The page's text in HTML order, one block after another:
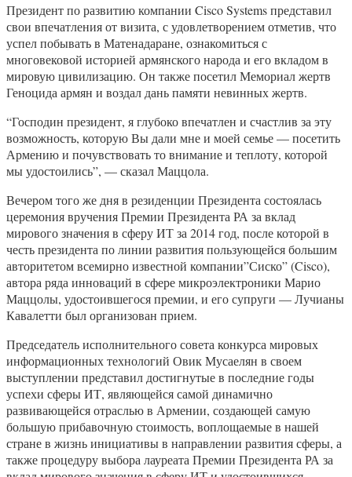
Президент по развитию компании Cisco Systems представил
свои впечатления от визита, с удовлетворением отметив, что
успел побывать в Матенадаране, ознакомиться с
многовековой историей армянского народа и его вкладом в
мировую цивилизацию. Он также посетил Мемориал жертв
Геноцида армян и воздал дань памяти невинных жертв.
“Господин президент, я глубоко впечатлен и счастлив за эту
возможность, которую Вы дали мне и моей семье — посетить
Армению и почувствовать то внимание и теплоту, которой
мы удостоились”, — сказал Маццола.
Вечером того же дня в резиденции Президента состоялась
церемония вручения Премии Президента РА за вклад
мирового значения в сферу ИТ за 2014 год, после которой в
честь президента по линии развития пользующейся большим
авторитетом всемирно известной компании”Сиско” (Cisco),
автора ряда инноваций в сфере микроэлектроники Марио
Маццолы, удостоившегося премии, и его супруги — Лучианы
Кавалетти был организован прием.
Председатель исполнительного совета конкурса мировых
информационных технологий Овик Мусаелян в своем
выступлении представил достигнутые в последние годы
успехи сферы ИТ, являющейся самой динамично
развивающейся отраслью в Армении, создающей самую
большую прибавочную стоимость, воплощаемые в нашей
стране в жизнь инициативы в направлении развития сферы, а
также процедуру выбора лауреата Премии Президента РА за